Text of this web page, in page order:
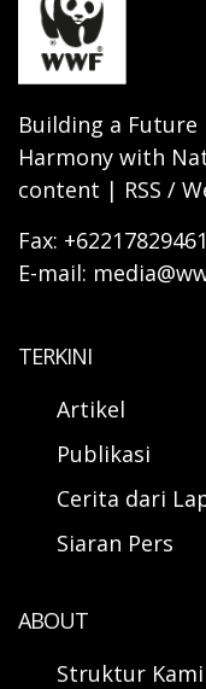
Building a Future
Harmony with
content | RSS /
Fax: +62217829461
E-mail:
TERKINI
Artikel
Publikasi
Cerita dari
Siaran Pers
ABOUT
Struktur Kami